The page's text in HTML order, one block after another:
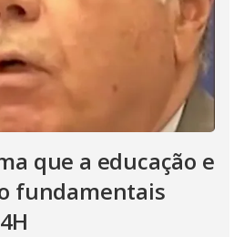
que a educação e
fundamentais